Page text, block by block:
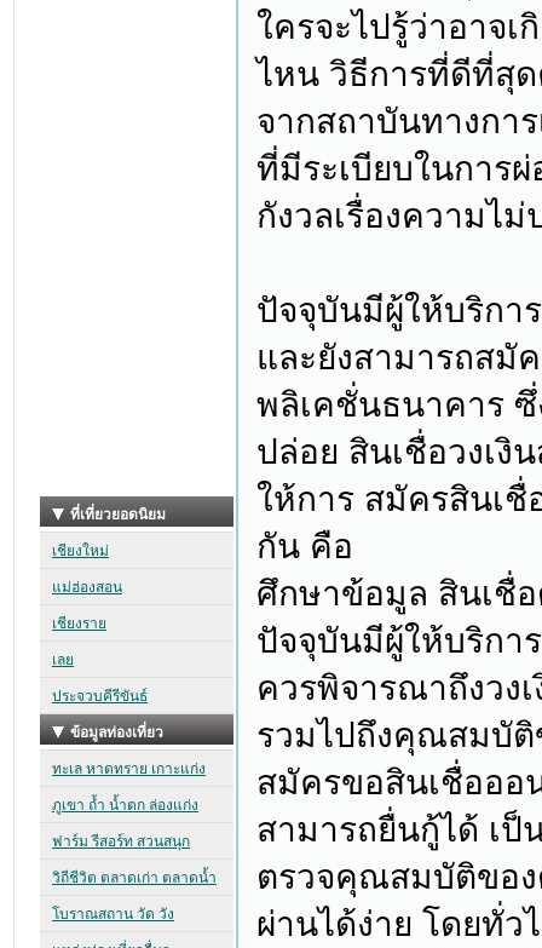
ใครจะไปรู้ว่าอาจเ
ไหน วิธีการที่ดีที่สุ
จากสถาบันทางกา
ที่มีระเบียบในการ
กังวลเรื่องความไ
ปัจจุบันมีผู้ให้บริกา
และยังสามารถสมั
พลิเคชั่นธนาคาร
ปล่อย สินเชื่อวงเงิ
ให้การ สมัครสินเ
กัน คือ
ศึกษาข้อมูล สินเชื่
ปัจจุบันมีผู้ให้บริกา
ควรพิจารณาถึงวง
รวมไปถึงคุณสมบัติ
สมัครขอสินเชื่อออ
สามารถยื่นกู้ได้ เป็
ตรวจคุณสมบัติของ
ผ่านได้ง่าย โดยทั่